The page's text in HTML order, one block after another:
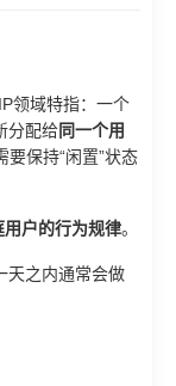
领域特指：一个
分配给同一个用
要保持“闲置”状态
户的行为规律。
天之内通常会做